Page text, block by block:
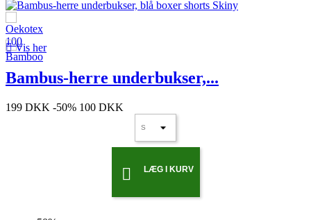
Vis her
Bambus-herre underbukser,...
199 DKK -50% 100 DKK
 LÆG I KURV